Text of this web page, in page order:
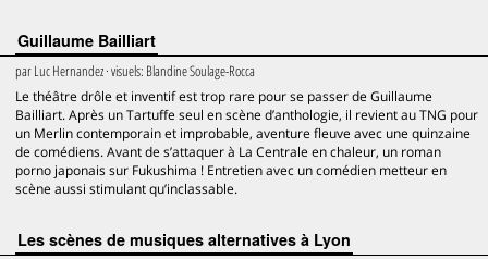
Guillaume Bailliart
parLuc Hernandez· visuels: Blandine Soulage-Rocca
Le théâtre drôle et inventif est trop rare pour se passer de Guillaume
Bailliart. Après un Tartuffe seul en scène d’anthologie, il revient au TNG pour
un Merlin contemporain et improbable, aventure fleuve avec une quinzaine
de comédiens. Avant de s’attaquer à La Centrale en chaleur, un roman
porno japonais sur Fukushima ! Entretien avec un comédien metteur en
scène aussi stimulant qu’inclassable.
Les scènes de musiques alternatives à Lyon